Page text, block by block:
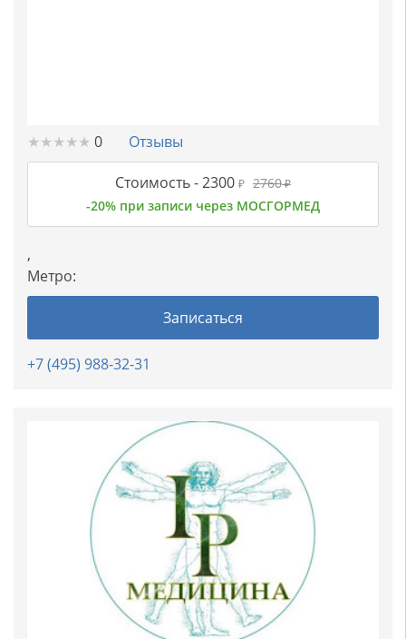
★★★★★
★★★★★ 0 Отзывы
Стоимость -2300 ₽ 2760₽
-20% при записи через МОСГОРМЕД
,
Метро:
Записаться
+7 (495) 988-32-31